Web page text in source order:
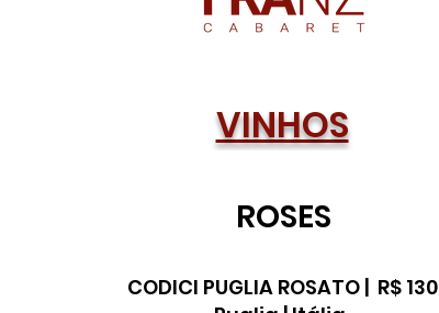
VINHOS
ROSES
CODICI PUGLIA ROSATO | R$ 130